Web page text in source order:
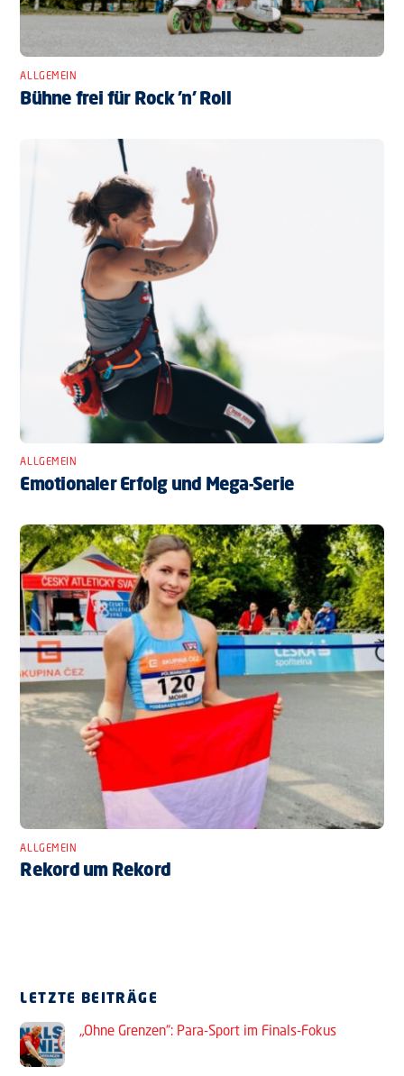
ALLGEMEIN
Bühne frei für Rock ’n’ Roll
ALLGEMEIN
Emotionaler Erfolg und Mega-Serie
ALLGEMEIN
Rekord um Rekord
LETZTE BEITRÄGE
„Ohne Grenzen“: Para-Sport im Finals-Fokus